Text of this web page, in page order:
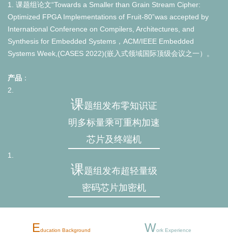
1. 课题组论文“Towards a Smaller than Grain Stream Cipher:
Optimized FPGA Implementations of Fruit-80”was accepted by
International Conference on Compilers, Architectures, and
Synthesis for Embedded Systems，ACM/IEEE Embedded
Systems Week,(CASES 2022)(嵌入式领域国际顶级会议之一）。
产品 ：
2.
课题组发布零知识证
明多标量乘可重构加速
芯片及终端机
1.
课题组发布超轻量级
密码芯片加密机
Education Background Work Experience